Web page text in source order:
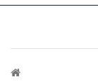
Breadcrumb